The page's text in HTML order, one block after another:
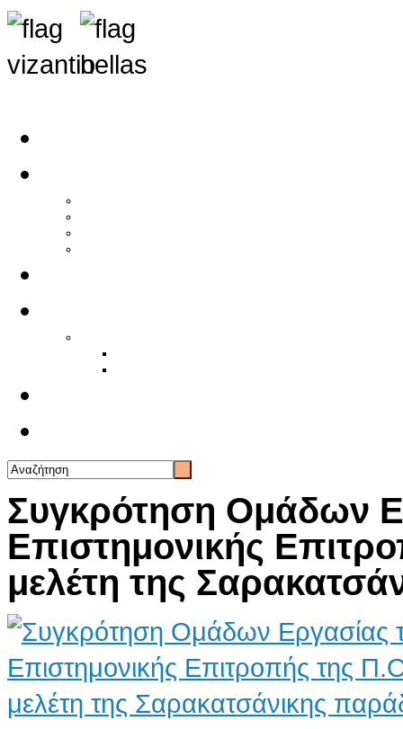
Συγκρότηση Ομάδων
Επιστημονικής
μελέτη της